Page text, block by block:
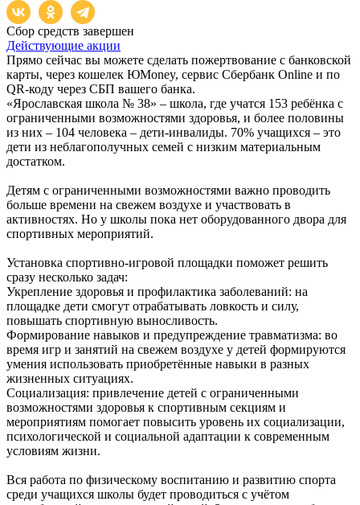
Сбор средств завершен
Действующие акции
Прямо сейчас вы можете сделать пожертвование с банковской
карты, через кошелек ЮMoney, сервис Сбербанк Online и по
QR-коду через СБП вашего банка.
«Ярославская школа № 38» – школа, где учатся 153 ребёнка с
ограниченными возможностями здоровья, и более половины
из них – 104 человека – дети-инвалиды. 70% учащихся – это
дети из неблагополучных семей с низким материальным
достатком.
Детям с ограниченными возможностями важно проводить
больше времени на свежем воздухе и участвовать в
активностях. Но у школы пока нет оборудованного двора для
спортивных мероприятий.
Установка спортивно-игровой площадки поможет решить
сразу несколько задач:
Укрепление здоровья и профилактика заболеваний: на
площадке дети смогут отрабатывать ловкость и силу,
повышать спортивную выносливость.
Формирование навыков и предупреждение травматизма: во
время игр и занятий на свежем воздухе у детей формируются
умения использовать приобретённые навыки в разных
жизненных ситуациях.
Социализация: привлечение детей с ограниченными
возможностями здоровья к спортивным секциям и
мероприятиям помогает повысить уровень их социализации,
психологической и социальной адаптации к современным
условиям жизни.
Вся работа по физическому воспитанию и развитию спорта
среди учащихся школы будет проводиться с учётом